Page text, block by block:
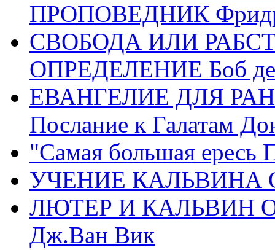
ПРОПОВЕДНИК
СВОБОДА ИЛИ
ОПРЕДЕЛЕНИЕ Боб де
ЕВАНГЕЛИЕ ДЛЯ
Послание к Галатам
"Самая большая ересь
УЧЕНИЕ КАЛЬВИНА
ЛЮТЕР И КАЛЬВИН
Дж.Ван Вик